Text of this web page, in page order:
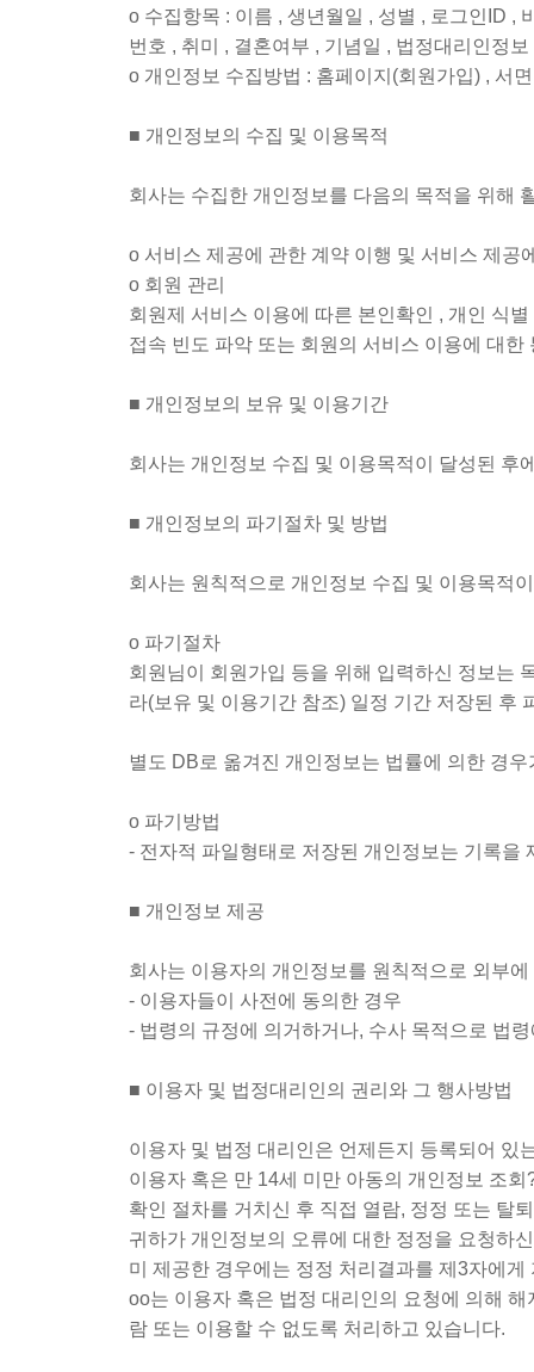
ο 수집항목 : 이름 , 생년월일 , 성별 , 로그인ID ,
번호 , 취미 , 결혼여부 , 기념일 , 법정대리인정
ο 개인정보 수집방법 : 홈페이지(회원가입) , 서
■ 개인정보의 수집 및 이용목적
회사는 수집한 개인정보를 다음의 목적을 위해
ο 서비스 제공에 관한 계약 이행 및 서비스 제공
ο 회원 관리
회원제 서비스 이용에 따른 본인확인 , 개인 식
접속 빈도 파악 또는 회원의 서비스 이용에 대한
■ 개인정보의 보유 및 이용기간
회사는 개인정보 수집 및 이용목적이 달성된 후
■ 개인정보의 파기절차 및 방법
회사는 원칙적으로 개인정보 수집 및 이용목적
ο 파기절차
회원님이 회원가입 등을 위해 입력하신 정보는
라(보유 및 이용기간 참조) 일정 기간 저장된 후
별도 DB로 옮겨진 개인정보는 법률에 의한 경
ο 파기방법
- 전자적 파일형태로 저장된 개인정보는 기록을
■ 개인정보 제공
회사는 이용자의 개인정보를 원칙적으로 외부
- 이용자들이 사전에 동의한 경우
- 법령의 규정에 의거하거나, 수사 목적으로 법
■ 이용자 및 법정대리인의 권리와 그 행사방법
이용자 및 법정 대리인은 언제든지 등록되어 있
이용자 혹은 만 14세 미만 아동의 개인정보 조회
확인 절차를 거치신 후 직접 열람, 정정 또는 탈
귀하가 개인정보의 오류에 대한 정정을 요청하
미 제공한 경우에는 정정 처리결과를 제3자에
oo는 이용자 혹은 법정 대리인의 요청에 의해
람 또는 이용할 수 없도록 처리하고 있습니다.